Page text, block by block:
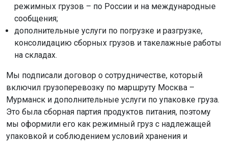
режимных грузов – по России и на международные
сообщения;
дополнительные услуги по погрузке и разгрузке,
консолидацию сборных грузов и такелажные работы
на складах.
Мы подписали договор о сотрудничестве, который
включил грузоперевозку по маршруту Москва –
Мурманск и дополнительные услуги по упаковке груза.
Это была сборная партия продуктов питания, поэтому
мы оформили его как режимный груз с надлежащей
упаковкой и соблюдением условий хранения и